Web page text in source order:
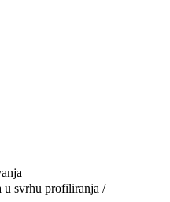
u svrhu profiliranja /